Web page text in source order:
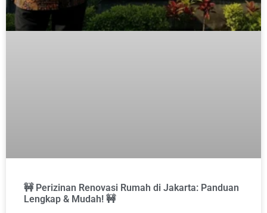
🚧 Perizinan Renovasi Rumah di Jakarta: Panduan
Lengkap & Mudah! 🚧